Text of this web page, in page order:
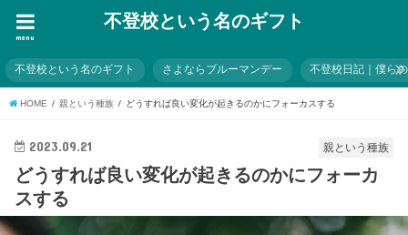
不登校という名のギフト
menu
不登校という名のギフト さよならブルーマンデー 不登校日記｜僕ら
HOME 親という種族 どうすれば良い変化が起きるのかにフォーカスする
親という種族
2023.09.21
どうすれば良い変化が起きるのかにフォーカ
スする